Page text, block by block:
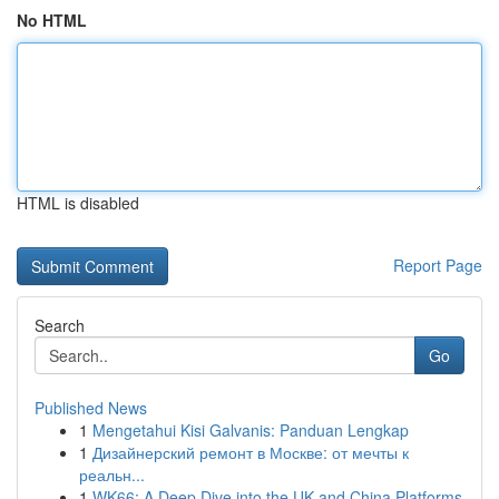
No HTML
HTML is disabled
Report Page
Search
Go
Published News
1 Mengetahui Kisi Galvanis: Panduan Lengkap
1 Дизайнерский ремонт в Москве: от мечты к
реальн...